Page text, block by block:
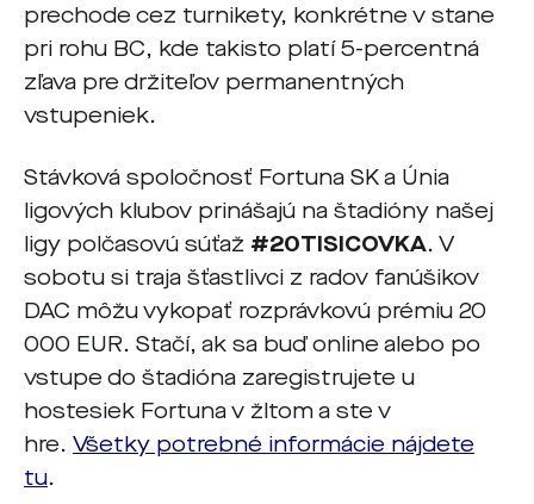
prechode cez turnikety, konkrétne v stane
pri rohu BC, kde takisto platí 5-percentná
zľava pre držiteľov permanentných
vstupeniek.
Stávková spoločnosť Fortuna SK a Únia
ligových klubov prinášajú na štadióny našej
ligy polčasovú súťaž #20TISICOVKA. V
sobotu si traja šťastlivci z radov fanúšikov
DAC môžu vykopať rozprávkovú prémiu 20
000 EUR. Stačí, ak sa buď online alebo po
vstupe do štadióna zaregistrujete u
hostesiek Fortuna v žltom a ste v
hre. Všetky potrebné informácie nájdete
tu.